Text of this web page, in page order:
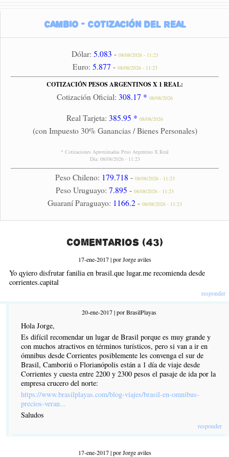
Cambio - Cotización del Real
Dólar: 5.083 - 08/08/2026 - 11:23
Euro: 5.877 - 08/08/2026 - 11:23
COTIZACIÓN PESOS ARGENTINOS X 1 REAL:
Cotización Oficial: 308.17 * 08/08/2026
Real Tarjeta: 385.95 * 08/08/2026
(con Impuesto 30% Ganancias / Bienes Personales)
* Cotizaciones Aproximadas Peso Argentino X Real
Día: 08/08/2026 - 11:23
Peso Chileno: 179.718 - 08/08/2026 - 11:23
Peso Uruguayo: 7.895 - 08/08/2026 - 11:23
Guaraní Paraguayo: 1166.2 - 08/08/2026 - 11:23
Comentarios (43)
17-ene-2017 | por Jorge aviles
Yo qyiero disfrutar fanilia en brasil.que lugar.me recomienda desde
corrientes.capital
responder
20-ene-2017 | por BrasilPlayas
Hola Jorge,
Es difícil recomendar un lugar de Brasil porque es muy grande y
con muchos atractivos en términos turísticos, pero si van a ir en
ómnibus desde Corrientes posiblemente les convenga el sur de
Brasil, Camboriú o Florianópolis están a 1 día de viaje desde
Corrientes y cuesta entre 2200 y 2300 pesos el pasaje de ida por la
empresa crucero del norte:
https://www.brasilplayas.com/blog-viajes/brasil-en-omnibus-
precios-veran...
Saludos
responder
17-ene-2017 | por Jorge aviles